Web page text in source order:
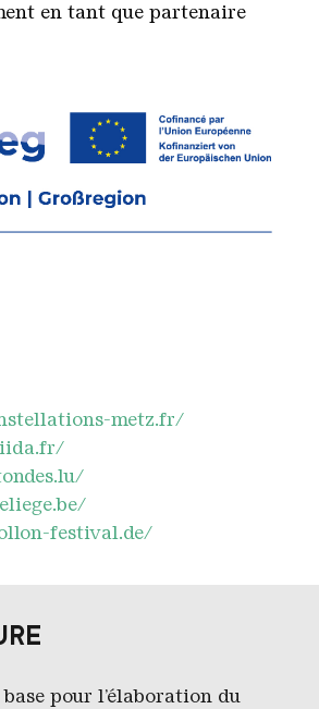
en tant que partenaire
metz.fr/
festival.de/
pour l’élaboration du